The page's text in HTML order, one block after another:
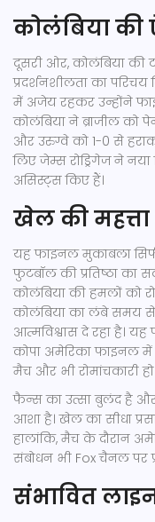
कोलंबिया की
दूसरी ओर, कोलंबिया की
प्रदर्शनशीलता का
में अजेय रहकर उन्होंने
कोलंबिया ने ब्राजील को
और उरुग्वे को 1-0 से
लिए जेम्स रोड्रिगेज ने
असिस्ट्स किए हैं।
खेल की
यह फाइनल मुकाबला
फुटबॉल की प्रतिष्ठा का
कोलंबिया की हमलों को
कोलंबिया का लंबे समय
आत्मविश्वास दे रहा है।
कोपा अमेरिका फाइनल
मैच और भी रोमांचकारी हो
फैन्स का उत्सा बुलंद है और
आशा है। खेल का सीधा
हालांकि, मैच के दौरान
संबोधन भी Fox चैनल पर
संभावित